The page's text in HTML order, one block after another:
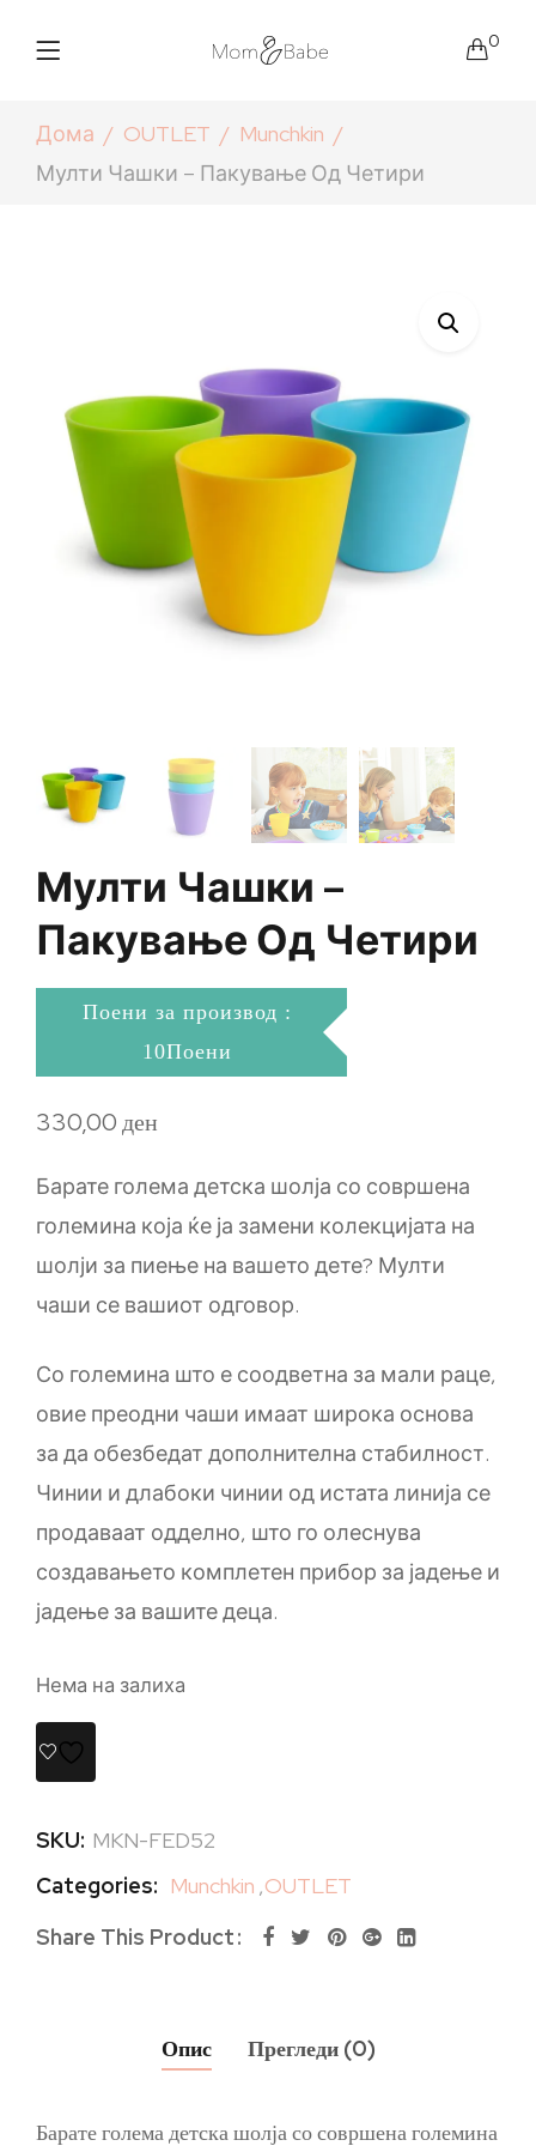
0
Дома OUTLET
Munchkin
Мулти Чашки – Пакување Од Четири
Мулти Чашки –
Пакување Од Четири
Поени за производ :
10Поени
330,00ден
Барате голема детска шолја со совршена
големина која ќе ја замени колекцијата на
шолји за пиење на вашето дете? Мулти
чаши се вашиот одговор.
Со големина што е соодветна за мали раце,
овие преодни чаши имаат широка основа
за да обезбедат дополнителна стабилност.
Чинии и длабоки чинии од истата линија се
продаваат одделно, што го олеснува
создавањето комплетен прибор за јадење и
јадење за вашите деца.
Нема на залиха
SKU: MKN-FED52
Categories: Munchkin ,OUTLET
Share This Product
Опис Прегледи (0)
Барате голема детска шолја со совршена големина